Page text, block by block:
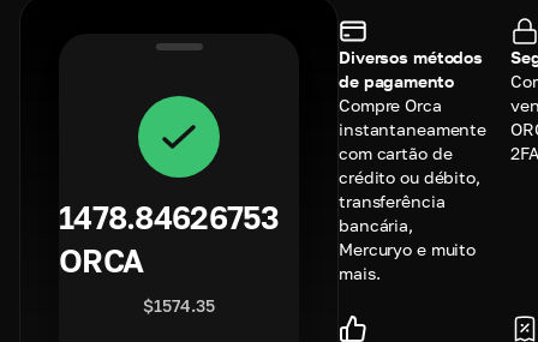
1478.84626753
ORCA
$1574.35
Diversos métodos
de pagamento
Compre Orca
instantaneamente
com cartão de
crédito ou débito,
transferência
bancária,
Mercuryo e muito
mais.